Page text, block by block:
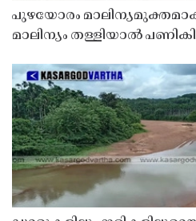
പുഴയോരം
മാലിന്യം തള്ളിയാൽ